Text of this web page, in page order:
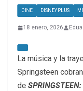
CINE DISNEY PLUS
18 enero, 2026
La música y la
Springsteen
de